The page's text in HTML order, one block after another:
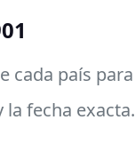
cada país para
fecha exacta.